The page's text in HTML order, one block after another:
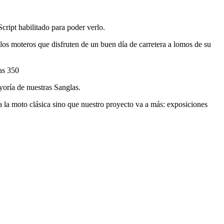
habilitado para poder verlo.
moteros que disfruten de un buen día de carretera a lomos de su
de nuestras Sanglas.
moto clásica sino que nuestro proyecto va a más: exposiciones